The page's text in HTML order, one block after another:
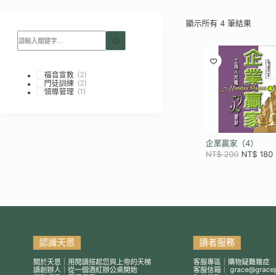
顯示所有 4 筆結果依
項
目
排
序
企業贏家（4）
NT$200 NT$180
找
不
到
福音宣教 (2)
門徒訓練 (2)
領導管理 (1)
認識天恩
關於天恩｜用閱讀搭起您與上帝的天梯
讀創辦人｜從一個酒紅辦公桌開始
讀者服務
客服專區｜購物疑難雜症
客服信箱｜